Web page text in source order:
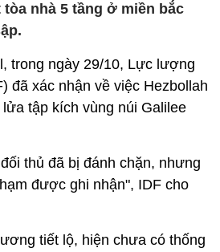
nhà 5 tầng ở miền bắc
trong ngày 29/10, Lực lượng
đã xác nhận về việc Hezbollah
tập kích vùng núi Galilee
thủ đã bị đánh chặn, nhưng
được ghi nhận", IDF cho
tiết lộ, hiện chưa có thống